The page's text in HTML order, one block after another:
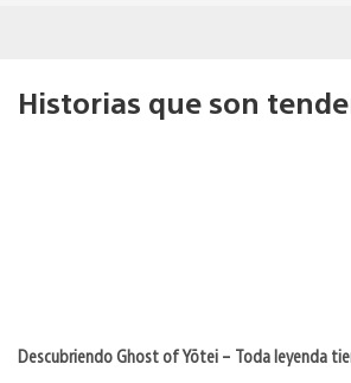
Historias que son
Descubriendo Ghost of Yōtei – Toda leyenda